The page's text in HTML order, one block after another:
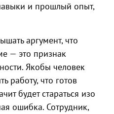
и прошлый опыт,
аргумент, что
— это признак
Якобы человек
работу, что готов
будет стараться изо
ошибка. Сотрудник,